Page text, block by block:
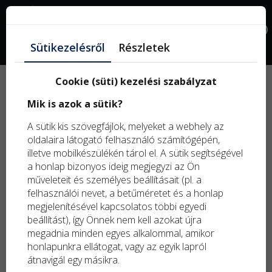
Facebook
Sütikezelésről Részletek
Cookie (süti) kezelési szabályzat
Mik is azok a sütik?
A sütik kis szövegfájlok, melyeket a webhely az
oldalaira látogató felhasználó számítógépén,
illetve mobilkészülékén tárol el. A sütik segítségével
a honlap bizonyos ideig megjegyzi az Ön
műveleteit és személyes beállításait (pl. a
felhasználói nevet, a betűméretet és a honlap
megjelenítésével kapcsolatos többi egyedi
beállítást), így Önnek nem kell azokat újra
megadnia minden egyes alkalommal, amikor
honlapunkra ellátogat, vagy az egyik lapról
átnavigál egy másikra.